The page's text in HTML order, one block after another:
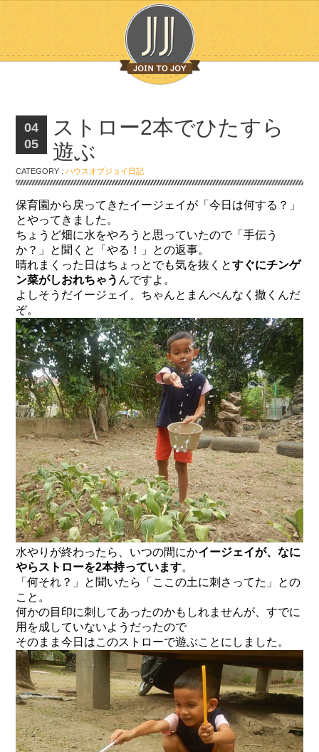
04
05
ストロー2本でひたすら
遊ぶ
CATEGORY :ハウスオブジョイ日記
保育園から戻ってきたイージェイが「今日は何する？」
とやってきました。
ちょうど畑に水をやろうと思っていたので「手伝う
か？」と聞くと「やる！」との返事。
晴れまくった日はちょっとでも気を抜くとすぐにチンゲ
ン菜がしおれちゃう んですよ。
よしそうだイージェイ、ちゃんとまんべんなく撒くんだ
ぞ。
水やりが終わったら、いつの間にかイージェイが、なに
やらストローを2本持っています。
「何それ？」と聞いたら「ここの土に刺さってた」との
こと。
何かの目印に刺してあったのかもしれませんが、すでに
用を成していないようだったので
そのまま今日はこのストローで遊ぶことにしました。